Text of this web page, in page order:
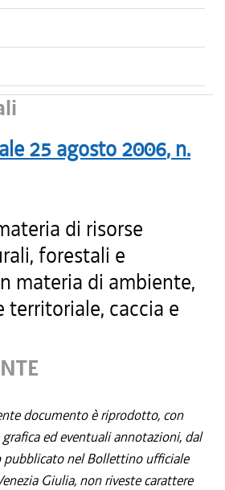
25 agosto 2006, n.
di risorse
forestali e
materia di ambiente,
territoriale, caccia e
documento è riprodotto, con
ed eventuali annotazioni, dal
pubblicato nel Bollettino ufficiale
Giulia, non riveste carattere